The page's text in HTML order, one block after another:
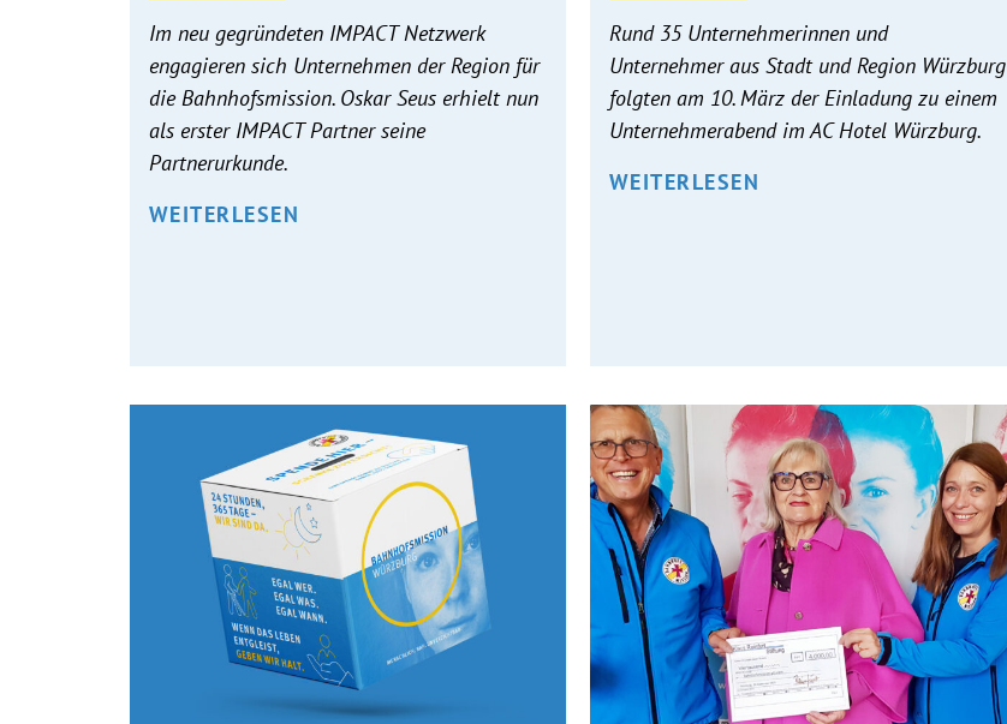
Im neu gegründeten IMPACT Netzwerk
engagieren sich Unternehmen der Region für
die Bahnhofsmission. Oskar Seus erhielt nun
als erster IMPACT Partner seine
Partnerurkunde.
WEITERLESEN
Rund 35 Unternehmerinnen und
Unternehmer aus Stadt und Region Würzburg
folgten am 10. März der Einladung zu einem
Unternehmerabend im AC Hotel Würzburg.
WEITERLESEN